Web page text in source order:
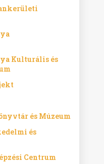
Kulturális és
és Múzeum
és
Centrum